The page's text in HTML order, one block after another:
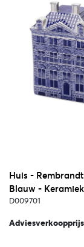
Huis -
Blauw -
D009701